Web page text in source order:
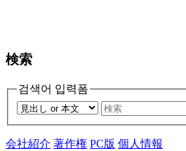
検索
검색어 입력폼
会社紹介 著作権 PC版 個人情報